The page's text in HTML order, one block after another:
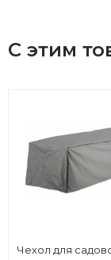
С этим
Чехол для